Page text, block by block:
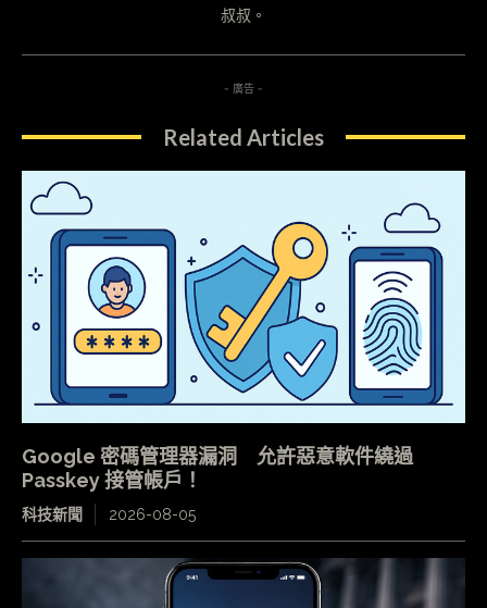
叔叔。
- 廣告 -
Related Articles
Google 密碼管理器漏洞 允許惡意軟件繞過
Passkey 接管帳戶！
科技新聞 2026-08-05